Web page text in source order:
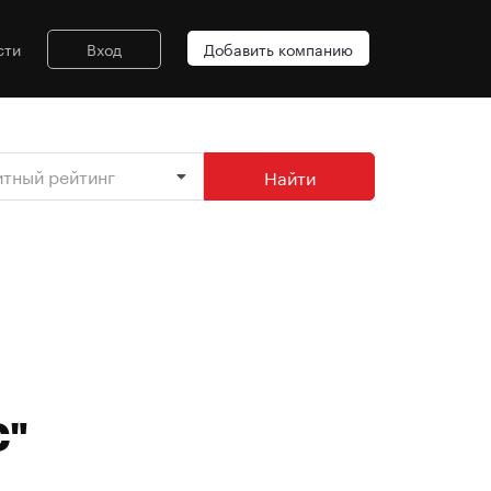
Вход Добавить компанию
рейтинг Найти